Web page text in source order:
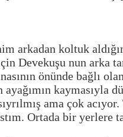
arkadan koltuk
Devekuşu nun arka
önünde bağlı
kaymasıyla
ama çok
Ortada bir yerlere